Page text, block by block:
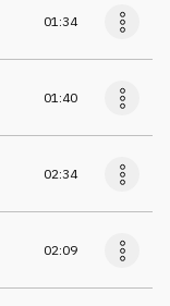
01:34
01:40
02:34
02:09